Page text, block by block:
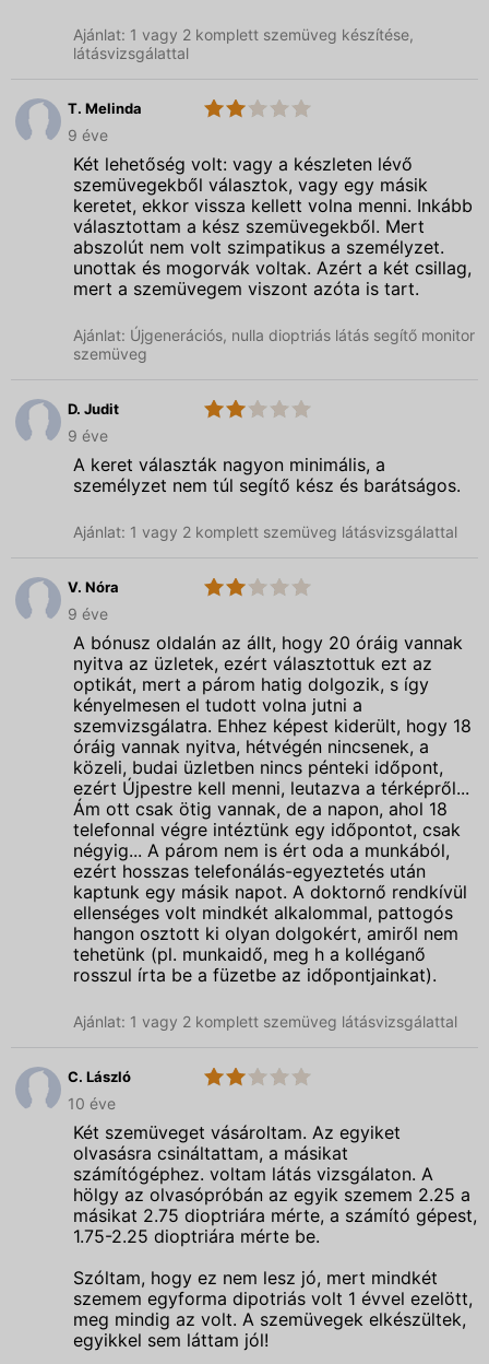
Ajánlat: 1 vagy 2 komplett szemüveg készítése,
látásvizsgálattal
T. Melinda
2.0
9 éve
Két lehetőség volt: vagy a készleten lévő
szemüvegekből választok, vagy egy másik
keretet, ekkor vissza kellett volna menni. Inkább
választottam a kész szemüvegekből. Mert
abszolút nem volt szimpatikus a személyzet.
unottak és mogorvák voltak. Azért a két csillag,
mert a szemüvegem viszont azóta is tart.
Ajánlat: Újgenerációs, nulla dioptriás látás segítő monitor
szemüveg
D. Judit
2.0
9 éve
A keret választák nagyon minimális, a
személyzet nem túl segítő kész és barátságos.
Ajánlat: 1 vagy 2 komplett szemüveg látásvizsgálattal
V. Nóra
2.0
9 éve
A bónusz oldalán az állt, hogy 20 óráig vannak
nyitva az üzletek, ezért választottuk ezt az
optikát, mert a párom hatig dolgozik, s így
kényelmesen el tudott volna jutni a
szemvizsgálatra. Ehhez képest kiderült, hogy 18
óráig vannak nyitva, hétvégén nincsenek, a
közeli, budai üzletben nincs pénteki időpont,
ezért Újpestre kell menni, leutazva a térképről...
Ám ott csak ötig vannak, de a napon, ahol 18
telefonnal végre intéztünk egy időpontot, csak
négyig... A párom nem is ért oda a munkából,
ezért hosszas telefonálás-egyeztetés után
kaptunk egy másik napot. A doktornő rendkívül
ellenséges volt mindkét alkalommal, pattogós
hangon osztott ki olyan dolgokért, amiről nem
tehetünk (pl. munkaidő, meg h a kolléganő
rosszul írta be a füzetbe az időpontjainkat).
Ajánlat: 1 vagy 2 komplett szemüveg látásvizsgálattal
C. László
2.0
10 éve
Két szemüveget vásároltam. Az egyiket
olvasásra csináltattam, a másikat
számítógéphez. voltam látás vizsgálaton. A
hölgy az olvasópróbán az egyik szemem 2.25 a
másikat 2.75 dioptriára mérte, a számító gépest,
1.75-2.25 dioptriára mérte be.
Szóltam, hogy ez nem lesz jó, mert mindkét
szemem egyforma dipotriás volt 1 évvel ezelött,
meg mindig az volt. A szemüvegek elkészültek,
egyikkel sem láttam jól!